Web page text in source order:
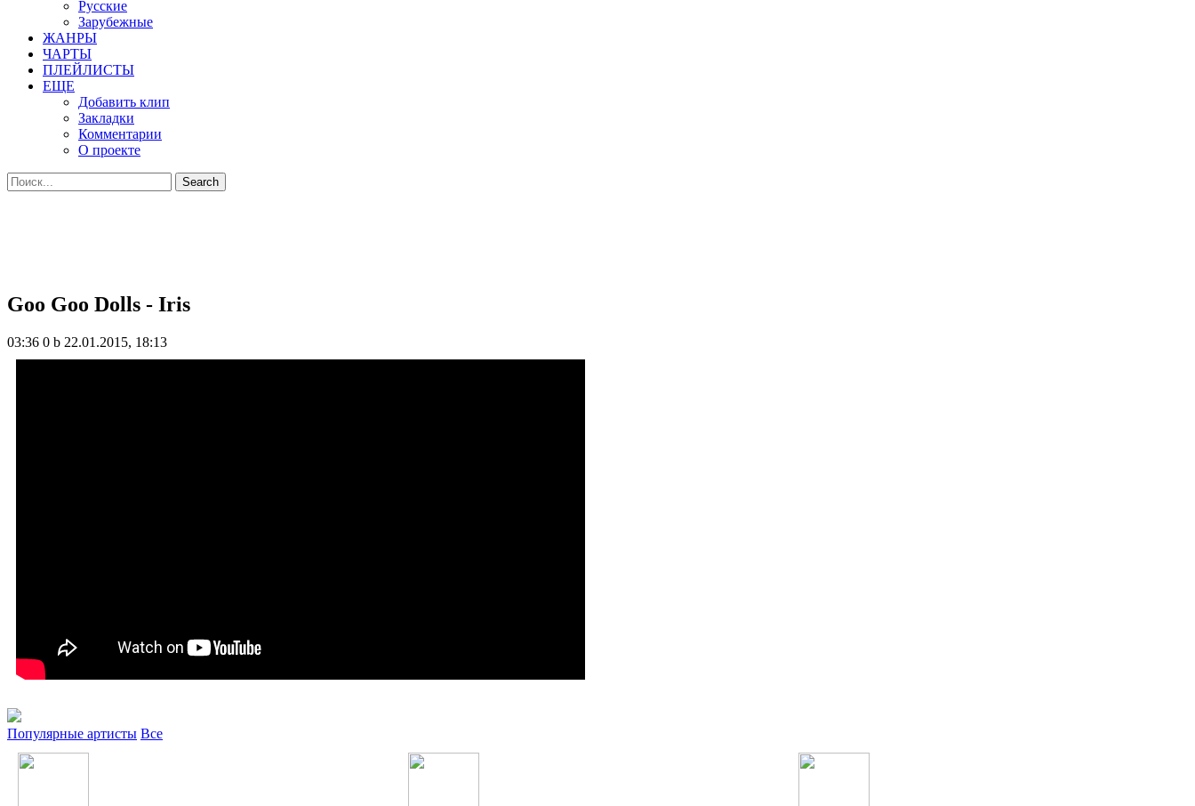
Русские
Зарубежные
ЖАНРЫ
ЧАРТЫ
ПЛЕЙЛИСТЫ
ЕЩЕ
Добавить клип
Закладки
Комментарии
О проекте
Goo Goo Dolls - Iris
03:36 0 b 22.01.2015, 18:13
Популярные артисты Все